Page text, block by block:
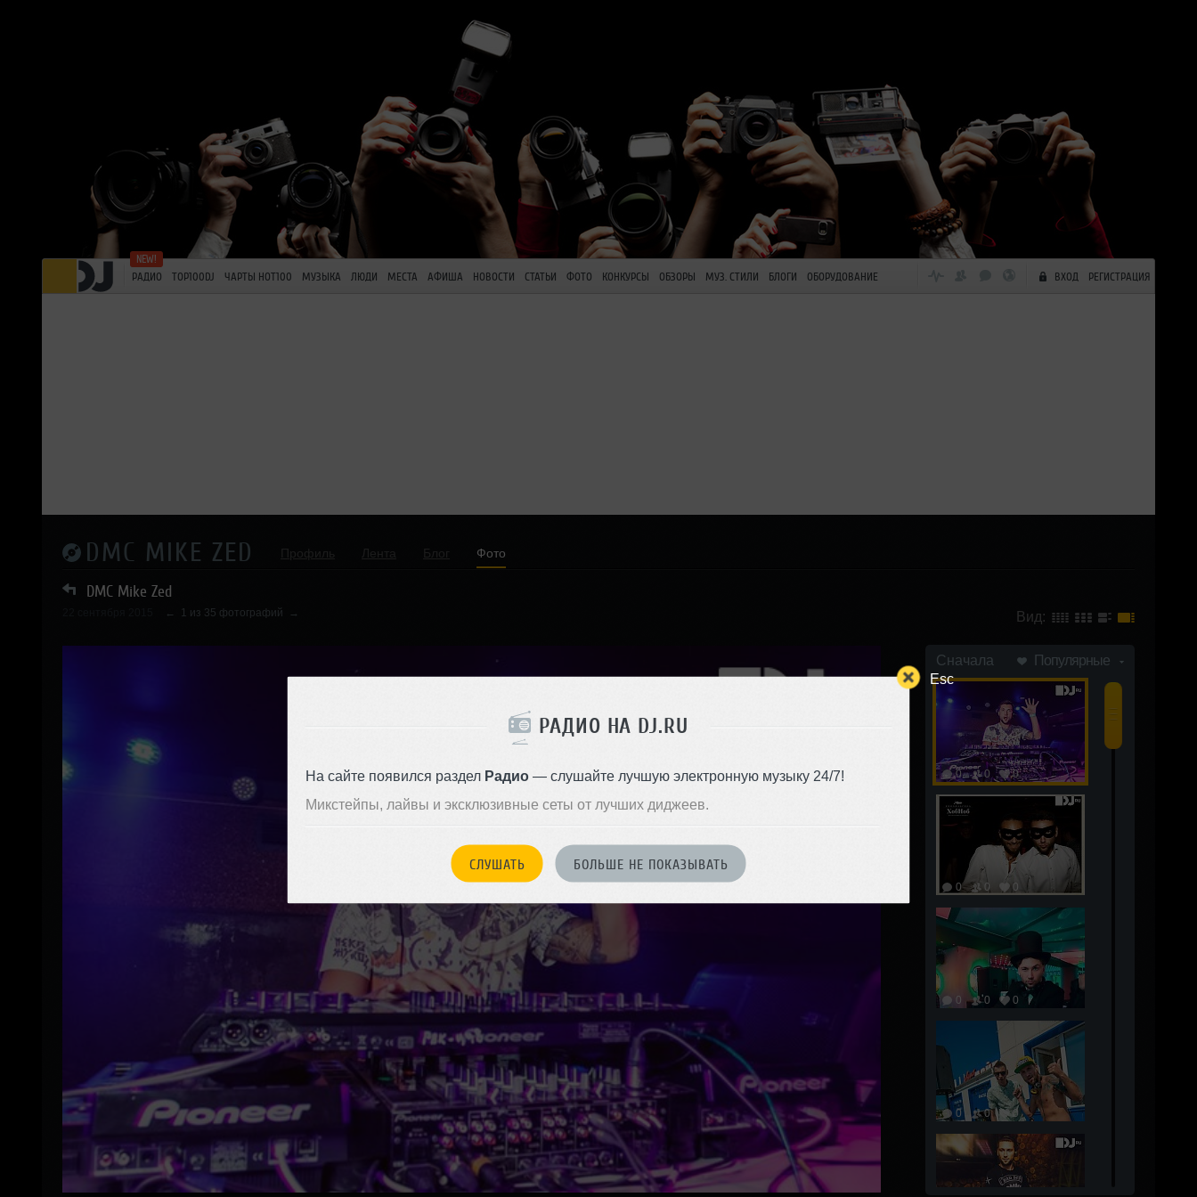
Esc
РАДИО НА DJ.RU
На сайте появился раздел Радио— слушайте лучшую электронную музыку 24/7!
Микстейпы, лайвы и эксклюзивные сеты от лучших диджеев.
СЛУШАТЬ БОЛЬШЕ НЕ ПОКАЗЫВАТЬ
РАДИО TOP100DJ ЧАРТЫ HOT100 МУЗЫКА ЛЮДИ МЕСТА АФИША НОВОСТИ СТАТЬИ ФОТО КОНКУРСЫ ОБЗОРЫ МУЗ. СТИЛИ БЛОГИ ОБОРУДОВАНИЕ ВХОД РЕГИСТРАЦИЯ
DMC MIKE ZED Фото
DMC Mike Zed
← 1 из 35 фотографий → Вид:
Сначала Популярные
0 0 0
0 0 0
0 0 0
0 0 0